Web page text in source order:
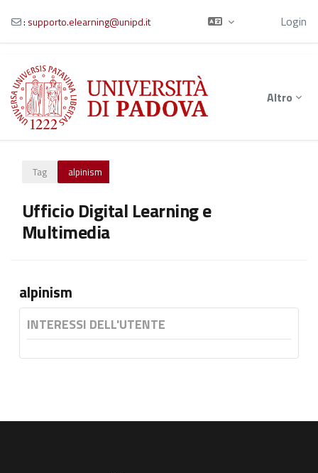
Vai al contenuto principale
: supporto.elearning@unipd.it Login
Altro
Tag alpinism
Ufficio Digital Learning e
Multimedia
alpinism
INTERESSI DELL'UTENTE